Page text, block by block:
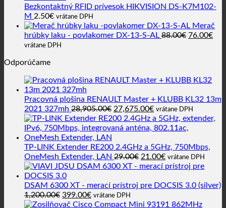
Bezkontaktný RFID prívesok HIKVISION DS-K7M102-
M 2.50€ vrátane DPH
Merač
hrúbky laku - povlakomer DX-13-S-AL 88.00€ Pôvodná
76.00€
vrátane DPH
Odporúčame
Pracovná plošina RENAULT Master + KLUBB KL32 13m
2021 327mh 28,905.00€ Pôvodná
cena
bola:
27,675.00€Aktuálna
cena
je:
vrátane DPH
TP-LINK Extender RE200 2.4GHz a 5GHz, 750Mbps,
OneMesh Extender, LAN 29.00€ Pôvodná
cena
29.00€.
21.00€Aktuálna
cena
21.00€.
vrátane DPH
DSAM 6300 XT - merací prístroj pre DOCSIS 3.0 (silver)
1,200.00€ Pôvodná
cena
399.00€Aktuálna
cena
vrátane DPH